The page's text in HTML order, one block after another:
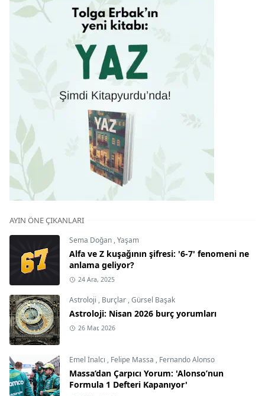
AYIN ÖNE ÇIKANLARI
Sema Doğan ,Yaşam
Alfa ve Z kuşağının şifresi: '6-7' fenomeni ne
anlama geliyor?
24 Ara, 2025
Astroloji , Burçlar ,Gürsel Başak
Astroloji: Nisan 2026 burç yorumları
26 Mar, 2026
Emel İnalcı , Felipe Massa , Fernando Alonso
Massa’dan Çarpıcı Yorum: 'Alonso’nun
Formula 1 Defteri Kapanıyor'